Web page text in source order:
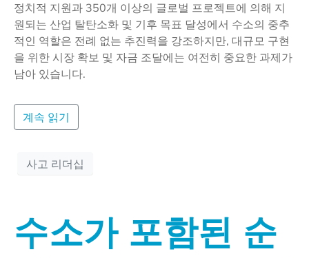
정치적 지원과 350개 이상의 글로벌 프로젝트에 의해 지
원되는 산업 탈탄소화 및 기후 목표 달성에서 수소의 중추
적인 역할은 전례 없는 추진력을 강조하지만, 대규모 구현
을 위한 시장 확보 및 자금 조달에는 여전히 중요한 과제가
남아 있습니다.
계속 읽기
사고 리더십
수소가 포함된 순